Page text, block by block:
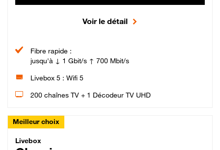
Voir le détail
Fibre rapide :
jusqu'à ↓ 1 Gbit/s ↑ 700 Mbit/s
Livebox 5 : Wifi 5
200 chaînes TV + 1 Décodeur TV UHD
Meilleur choix
Livebox Classic Fibre
Livebox